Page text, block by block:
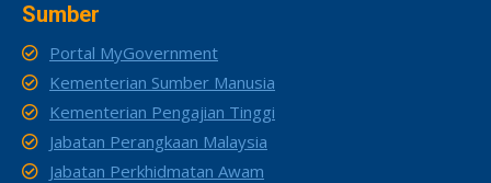
Sumber
Portal MyGovernment
Kementerian Sumber Manusia
Kementerian Pengajian Tinggi
Jabatan Perangkaan Malaysia
Jabatan Perkhidmatan Awam